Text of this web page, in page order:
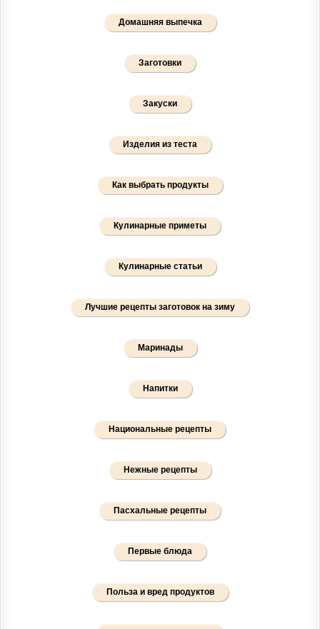
Домашняя выпечка
Заготовки
Закуски
Изделия из теста
Как выбрать продукты
Кулинарные приметы
Кулинарные статьи
Лучшие рецепты заготовок на зиму
Маринады
Напитки
Национальные рецепты
Нежные рецепты
Пасхальные рецепты
Первые блюда
Польза и вред продуктов